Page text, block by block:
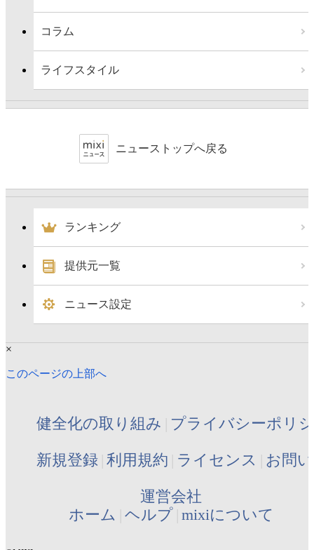
コラム
ライフスタイル
ニューストップへ戻る
ランキング
提供元一覧
ニュース設定
×
このページの上部へ
健全化の取り組み プライバシーポリ
新規登録 利用規約 ライセンス お問
運営会社
ホーム ヘルプ mixiについて